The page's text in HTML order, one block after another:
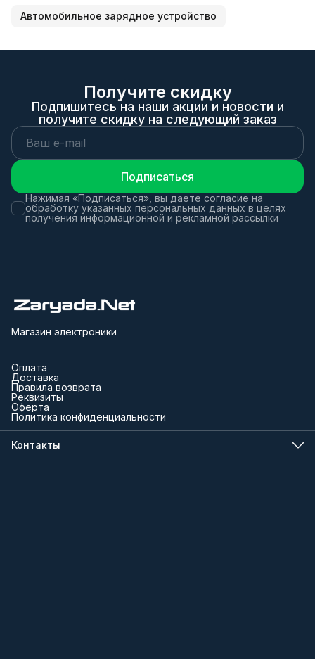
Автомобильное зарядное устройство
Получите скидку
Подпишитесь на наши акции и новости и
получите скидку на следующий заказ
Подписаться
Нажимая «Подписаться», вы даете согласие на
обработку указанных персональных данных в целях
получения информационной и рекламной рассылки
Магазин электроники
Оплата
Доставка
Правила возврата
Реквизиты
Оферта
Политика конфиденциальности
Контакты